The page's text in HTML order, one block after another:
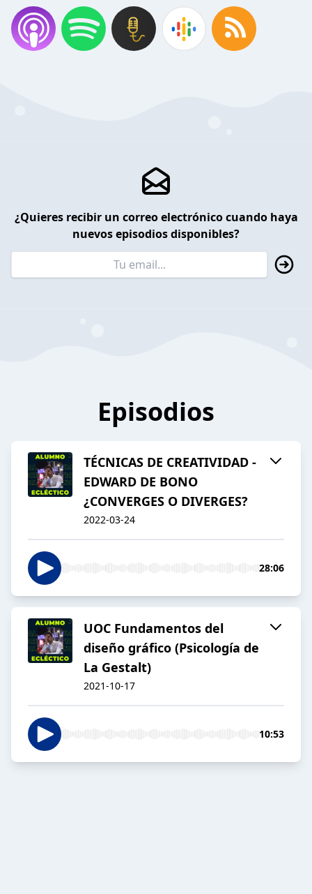
¿Quieres recibir un correo electrónico cuando haya
nuevos episodios disponibles?
Episodios
TÉCNICAS DE CREATIVIDAD -
EDWARD DE BONO
¿CONVERGES O DIVERGES?
2022-03-24
28:06
UOC Fundamentos del
diseño gráfico (Psicología de
La Gestalt)
2021-10-17
10:53